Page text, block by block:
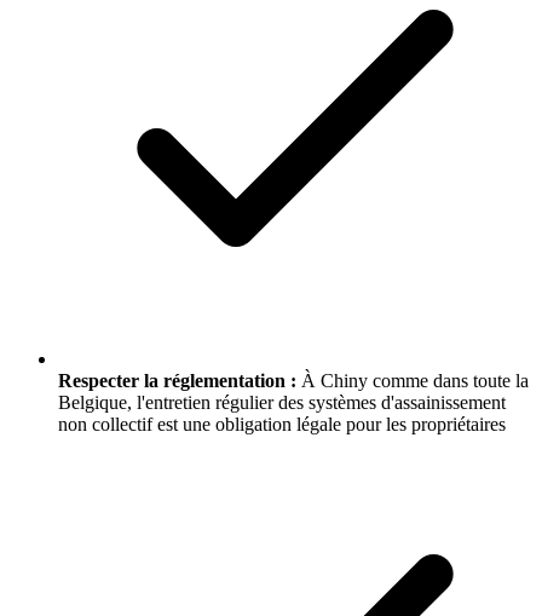
Respecter la réglementation : À Chiny comme dans toute la
Belgique, l'entretien régulier des systèmes d'assainissement
non collectif est une obligation légale pour les propriétaires